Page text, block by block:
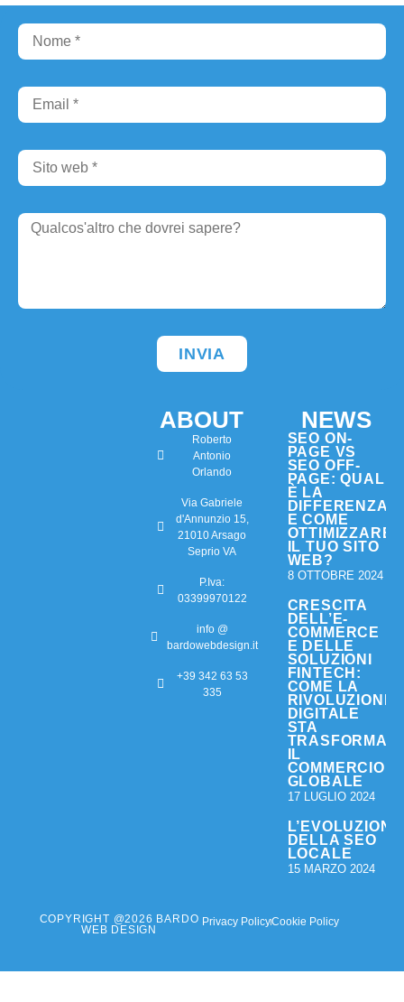
INVIA
ABOUT
Roberto
Antonio
Orlando
Via Gabriele
d'Annunzio 15,
21010 Arsago
Seprio VA
P.Iva:
03399970122
info @
bardowebdesign.it
+39 342 63 53
335
NEWS
SEO ON-
PAGE VS
SEO OFF-
PAGE: QUAL
È LA
DIFFERENZA
E COME
OTTIMIZZARE
IL TUO SITO
WEB?
8 OTTOBRE 2024
CRESCITA
DELL’E-
COMMERCE
E DELLE
SOLUZIONI
FINTECH:
COME LA
RIVOLUZIONE
DIGITALE
STA
IL
COMMERCIO
GLOBALE
17 LUGLIO 2024
L’EVOLUZIONE
DELLA SEO
LOCALE
15 MARZO 2024
COPYRIGHT @2026 BARDO
WEB DESIGN
Privacy PolicyCookie Policy